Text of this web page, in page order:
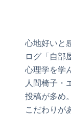
心地好いと
ログ「自部
心理学を学
人間椅子・
投稿が多め
こだわりが